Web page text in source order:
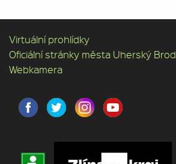
Virtuální prohlídky
Oficiální stránky města Uherský Brod
Webkamera